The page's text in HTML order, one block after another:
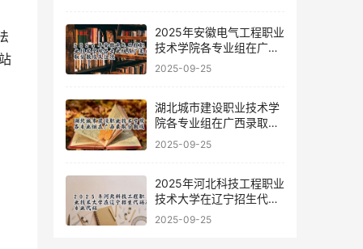
2025年安徽电气工程职业
技术学院各专业组在广东
录取分数线及位次
2025-09-25
湖北城市建设职业技术学
院各专业组在广西录取分
数线
2025-09-25
2025年河北科技工程职业
技术大学在辽宁招生代码
及专业代码
2025-09-25